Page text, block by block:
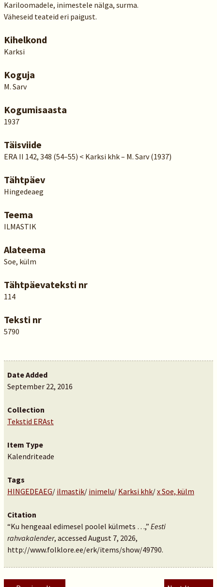
Kariloomadele, inimestele nälga, surma.
Väheseid teateid eri paigust.
Kihelkond
Karksi
Koguja
M. Sarv
Kogumisaasta
1937
Täisviide
ERA II 142, 348 (54–55) < Karksi khk – M. Sarv (1937)
Tähtpäev
Hingedeaeg
Teema
ILMASTIK
Alateema
Soe, külm
Tähtpäevateksti nr
114
Teksti nr
5790
Date Added
September 22, 2016
Collection
Tekstid ERAst
Item Type
Kalendriteade
Tags
HINGEDEAEG/ ilmastik/ inimelu/ Karksi khk/x Soe, külm
Citation
“Ku hengeaal edimesel poolel külmets …,” Eesti
rahvakalender, accessed August 7, 2026,
http://www.folklore.ee/erk/items/show/49790.